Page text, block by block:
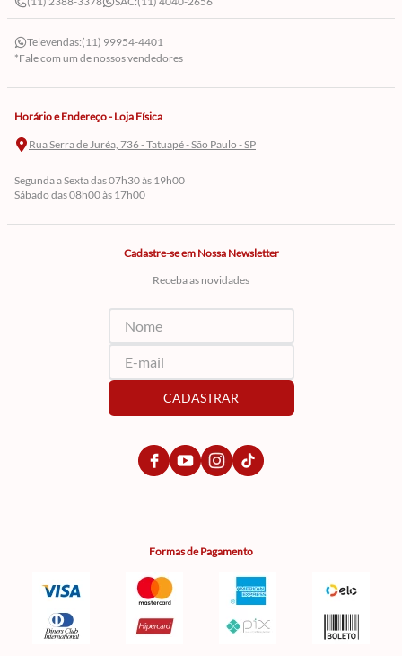
Televendas:(11) 99954-4401
*Fale com um de nossos vendedores
Horário e Endereço - Loja Física
Rua Serra de Juréa, 736 - Tatuapé - São Paulo - SP
Segunda a Sexta das 07h30 às 19h00
Sábado das 08h00 às 17h00
Cadastre-se em Nossa Newsletter
Receba as novidades
CADASTRAR
Formas de Pagamento